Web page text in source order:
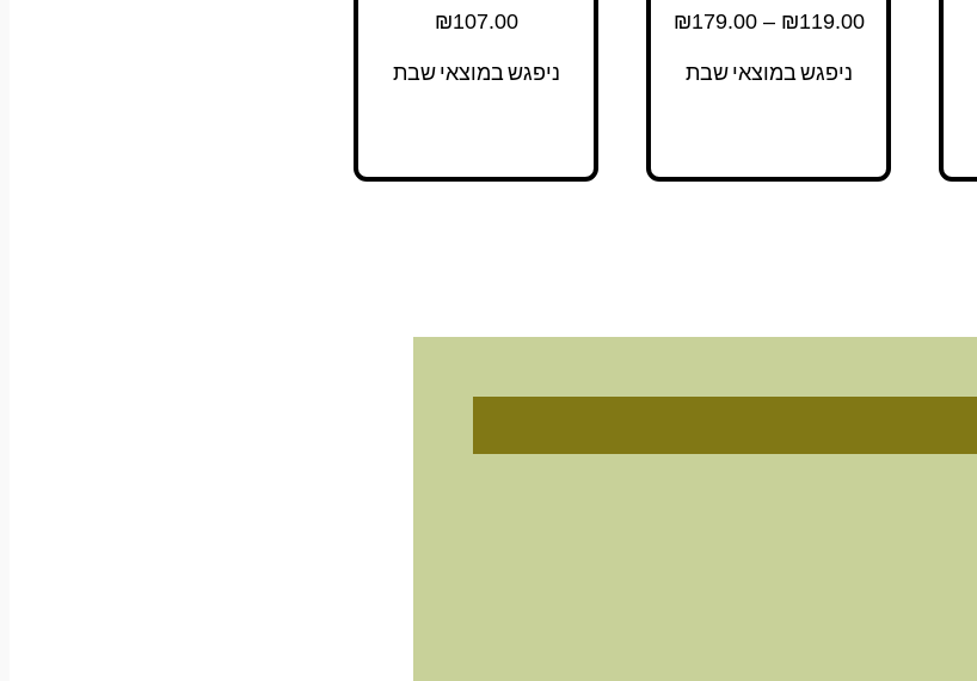
₪119.00
–
₪179.00
ניפגש במוצאי שבת
₪107.00
ניפגש במוצאי שבת